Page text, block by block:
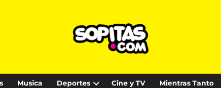
Musica Deportes Cine y TV Mientras Tanto